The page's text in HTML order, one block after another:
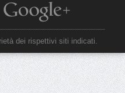
dei rispettivi siti indicati.